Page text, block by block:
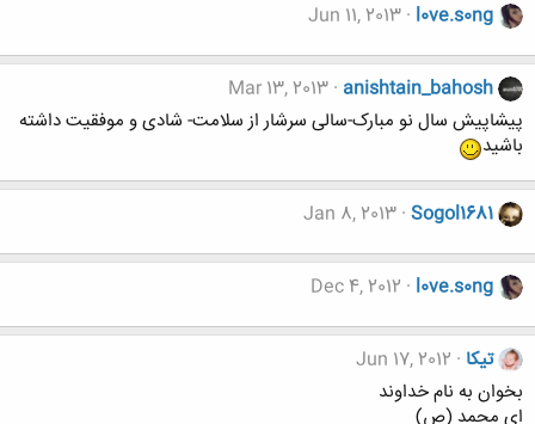
l0ve.s0ng
Jun 11, 2013
anishtain_bahosh
Mar 13, 2013
پیشاپیش سال نو مبارک-سالی سرشار از سلامت- شادی و موفقیت داشته
باشید
Sogol1681
Jan 8, 2013
l0ve.s0ng
Dec 4, 2012
تیکا Jun 17, 2012
بخوان به نام خداوند
ای محمد (ص)